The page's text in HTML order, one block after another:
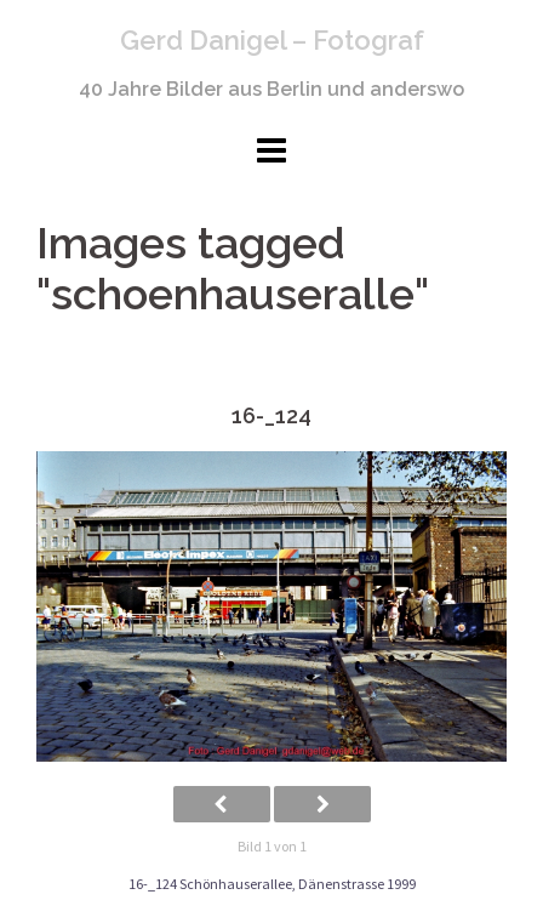
Gerd Danigel – Fotograf
40 Jahre Bilder aus Berlin und anderswo
Images tagged
"schoenhauseralle"
16-_124
Bild 1 von 1
16-_124 Schönhauserallee, Dänenstrasse 1999